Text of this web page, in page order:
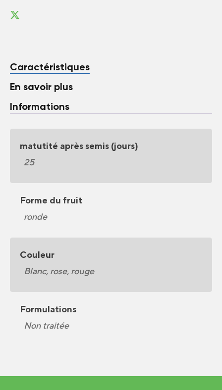
Caractéristiques
En savoir plus
Informations
matutité après semis (jours)
25
Forme du fruit
ronde
Couleur
Blanc, rose, rouge
Formulations
Non traitée